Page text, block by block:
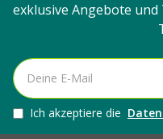
exklusive Angebote
Ich akzeptiere die